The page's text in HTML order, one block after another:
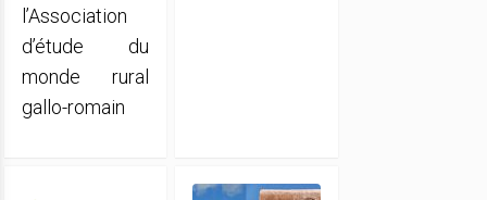
l’Association
d’étude du
monde rural
gallo-romain